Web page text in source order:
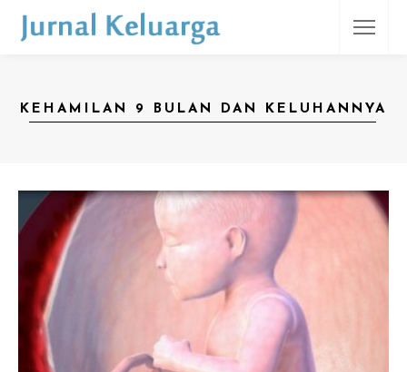
KEHAMILAN 9 BULAN DAN KELUHANNYA